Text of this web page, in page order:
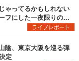
ゃってるかもしれない
フにした一夜限りのス
ート
ライブレポート
陰、東京大阪を巡る弾
定